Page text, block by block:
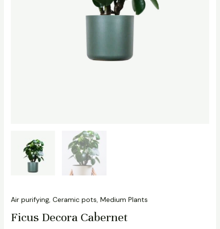
Air purifying, Ceramic pots Medium Plants
Ficus Decora Cabernet